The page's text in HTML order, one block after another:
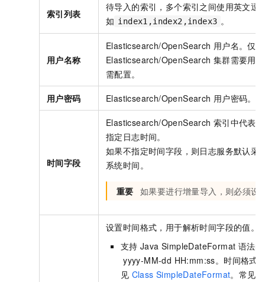
索引列表
待导入的索引，多个索引之间使用英文逗
如 index1,index2,index3 。
用户名称
Elasticsearch/OpenSearch 用户名。仅当
Elasticsearch/OpenSearch 集群需要用
需配置。
用户密码 Elasticsearch/OpenSearch 用户密码。
时间字段
Elasticsearch/OpenSearch 索引中代表
指定日志时间。
如果不指定时间字段，则日志服务默认采
系统时间。
重要 如果要进行增量导入，则必须设
设置时间格式，用于解析时间字段的值。
支持 Java SimpleDateFormat 语法
yyyy-MM-dd HH:mm:ss。时间格式
见 Class SimpleDateFormat。常见